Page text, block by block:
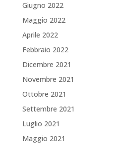
Giugno 2022
Maggio 2022
Aprile 2022
Febbraio 2022
Dicembre 2021
Novembre 2021
Ottobre 2021
Settembre 2021
Luglio 2021
Maggio 2021